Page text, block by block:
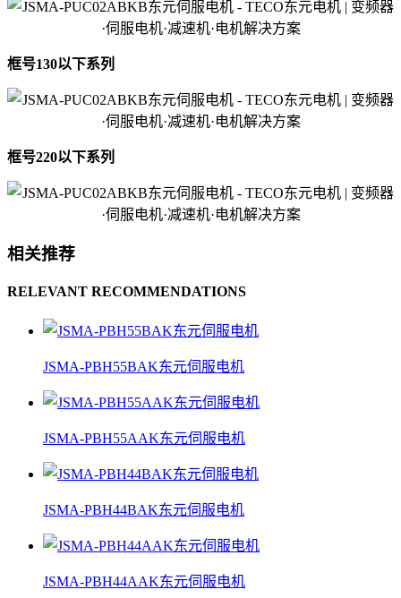
框号130以下系列
框号220以下系列
相关推荐
RELEVANT RECOMMENDATIONS
JSMA-PBH55BAK东元伺服电机
JSMA-PBH55AAK东元伺服电机
JSMA-PBH44BAK东元伺服电机
JSMA-PBH44AAK东元伺服电机